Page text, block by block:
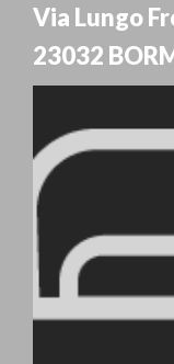
Via Lungo
23032